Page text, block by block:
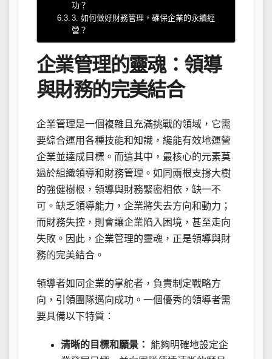
功？
3. 如何做好財務管理，確保企業的永續經
營？
企業管理的靈魂：領導
與財務的完美結合
企業管理是一個複雜且充滿挑戰的領域，它需
要綜合運用各種技能和知識，纔能有效地運營
企業並達成目標。而這其中，最核心的元素莫
過於組織領導和財務管理。如同兩根支撐大樹
的強健樹根，領導與財務緊密相依，缺一不
可。缺乏領導能力，企業將失去方向和動力；
而財務失控，則會讓企業陷入困境，甚至走向
失敗。因此，企業管理的靈魂，正是領導與財
務的完美結合。
領導者如同企業的掌舵者，負責制定戰略方
向，引領團隊邁向成功。一個優秀的領導者需
要具備以下特質：
清晰的目標和願景：
能夠明確地設定企